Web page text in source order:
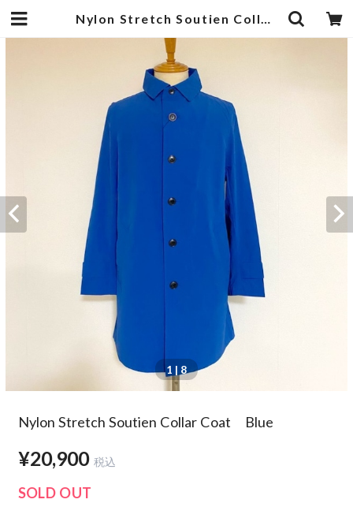
Nylon Stretch Soutien Collar Coat Blue | 武蔵小杉のセレクトショップ【ナクール】-nakool-
1 | 8
Nylon Stretch Soutien Collar Coat Blue
¥20,900 税込
SOLD OUT